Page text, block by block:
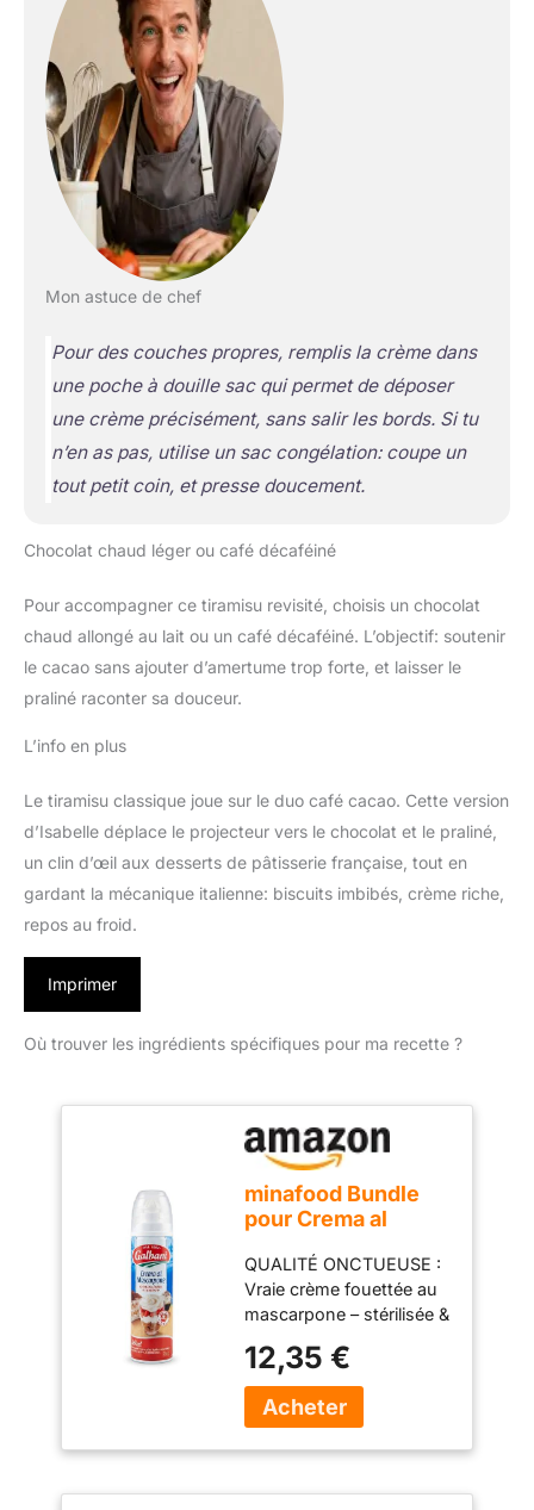
Mon astuce de chef
Pour des couches propres, remplis la crème dans
une poche à douille sac qui permet de déposer
une crème précisément, sans salir les bords. Si tu
n’en as pas, utilise un sac congélation: coupe un
tout petit coin, et presse doucement.
Chocolat chaud léger ou café décaféiné
Pour accompagner ce tiramisu revisité, choisis un chocolat
chaud allongé au lait ou un café décaféiné. L’objectif: soutenir
le cacao sans ajouter d’amertume trop forte, et laisser le
praliné raconter sa douceur.
L’info en plus
Le tiramisu classique joue sur le duo café cacao. Cette version
d’Isabelle déplace le projecteur vers le chocolat et le praliné,
un clin d’œil aux desserts de pâtisserie française, tout en
gardant la mécanique italienne: biscuits imbibés, crème riche,
repos au froid.
Imprimer
Où trouver les ingrédients spécifiques pour ma recette ?
minafood Bundle
pour Crema al
+ Bloc-notes
QUALITÉ ONCTUEUSE :
Vraie crème fouettée au
mascarpone – stérilisée &
naturel de vanille
Bourbon pour une
expérience gustative
PRATIQUE : La bombe de
12,35 €